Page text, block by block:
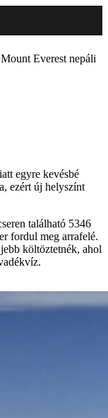
Everest nepáli
egyre kevésbé
ezért új helyszínt
található 5346
fordul meg arrafelé.
költöztetnék, ahol